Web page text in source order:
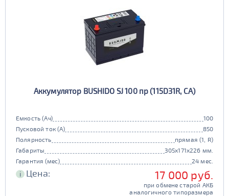
Аккумулятор BUSHIDO SJ 100 пр (115D31R, CA)
Емкость (Ач)
100
Пусковой ток (А)
850
Полярность
прямая (1, R)
Габариты
305x171x226 мм.
Гарантия (мес)
24 мес.
i Цена: 17 000 руб.
при обмене старой АКБ
аналогичного типоразмера